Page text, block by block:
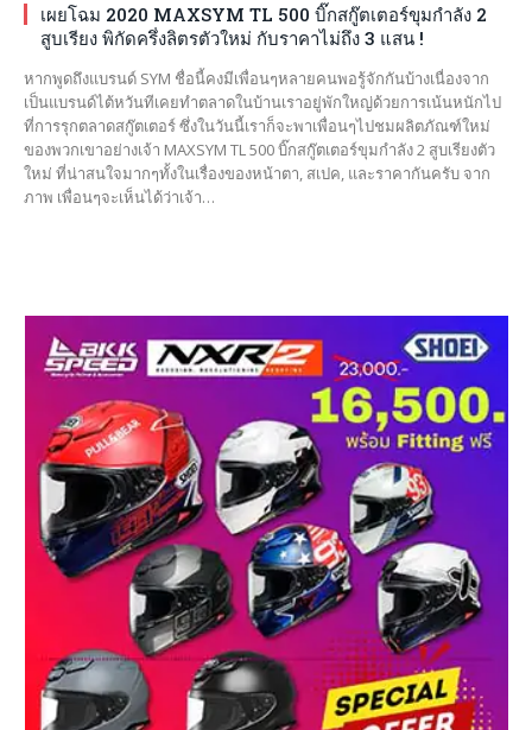
เผยโฉม 2020 MAXSYM TL 500 บิ๊กสกู๊ตเตอร์ขุมกำลัง 2
สูบเรียง พิกัดครึ่งลิตรตัวใหม่ กับราคาไม่ถึง 3 แสน !
หากพูดถึงแบรนด์ SYM ชื่อนี้คงมีเพื่อนๆหลายคนพอรู้จักกันบ้างเนื่องจาก
เป็นแบรนด์ไต้หวันทีเคยทำตลาดในบ้านเราอยู่พักใหญ่ด้วยการเน้นหนักไป
ที่การรุกตลาดสกู๊ตเตอร์ ซึ่งในวันนี้เราก็จะพาเพื่อนๆไปชมผลิตภัณฑ์ใหม่
ของพวกเขาอย่างเจ้า MAXSYM TL 500 บิ๊กสกู๊ตเตอร์ขุมกำลัง 2 สูบเรียงตัว
ใหม่ ที่น่าสนใจมากๆทั้งในเรื่องของหน้าตา, สเปค, และราคากันครับ จาก
ภาพ เพื่อนๆจะเห็นได้ว่าเจ้า…